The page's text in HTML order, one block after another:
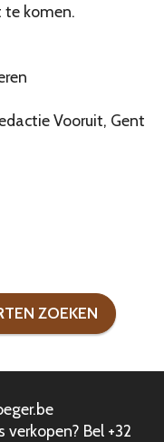
te komen.
Vooruit, Gent
ZOEKEN
Bel +32